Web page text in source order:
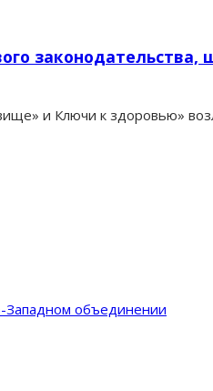
и Ключи к здоровью»
Западном объединении